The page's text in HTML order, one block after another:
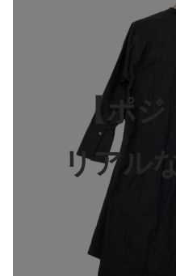
【ポジ
リアル